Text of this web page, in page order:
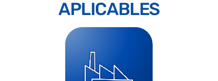
APLICABLES